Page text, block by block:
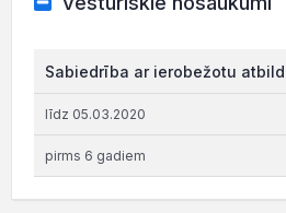
Sabiedrība ar ierobežotu
līdz 05.03.2020
pirms 6 gadiem